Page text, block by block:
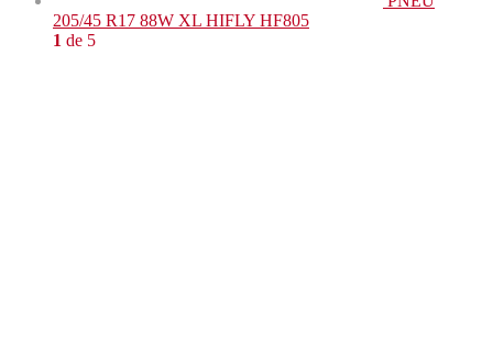
205/45 R17 88W XL HIFLY HF805
1 de 5